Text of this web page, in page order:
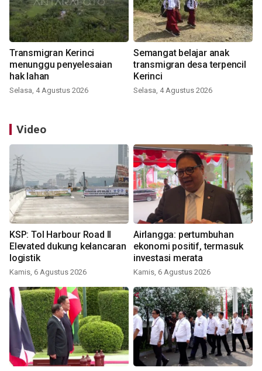
Transmigran Kerinci
menunggu penyelesaian
hak lahan
Selasa, 4 Agustus 2026
Semangat belajar anak
transmigran desa terpencil
Kerinci
Selasa, 4 Agustus 2026
Video
KSP: Tol Harbour Road II
Elevated dukung kelancaran
logistik
Kamis, 6 Agustus 2026
Airlangga: pertumbuhan
ekonomi positif, termasuk
investasi merata
Kamis, 6 Agustus 2026